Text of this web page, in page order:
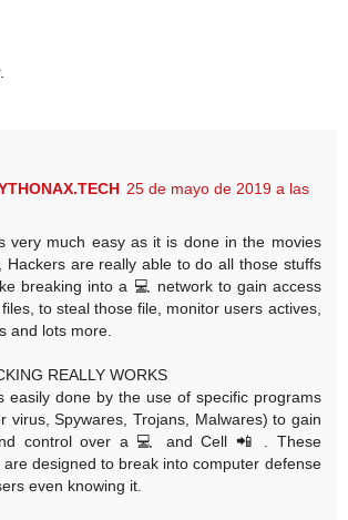
25 de mayo de 2019 a las
very much easy as it is done in the movies
Hackers are really able to do all those stuffs
breaking into a 💻 network to gain access
to steal those file, monitor users actives,
and lots more.
REALLY WORKS
easily done by the use of specific programs
virus, Spywares, Trojans, Malwares) to gain
control over a 💻 and Cell 📲 . These
are designed to break into computer defense
even knowing it.